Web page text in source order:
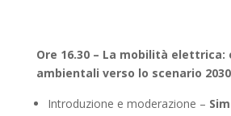
Ore 16.30 – La mobilità
ambientali verso lo scenario 2030
Introduzione e moderazione –